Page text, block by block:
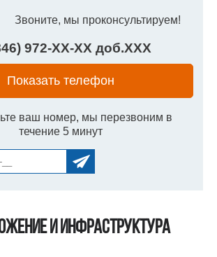
Звоните, мы проконсультируем!
972-XX-XXдоб.XXX
Показать телефон
ваш номер, мы перезвоним в
течение 5 минут
и инфраструктура